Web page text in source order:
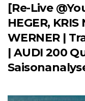
[Re-Live
HEGER, KRIS
WERNER |
| AUDI 200